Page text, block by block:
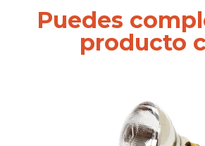
Puedes
producto